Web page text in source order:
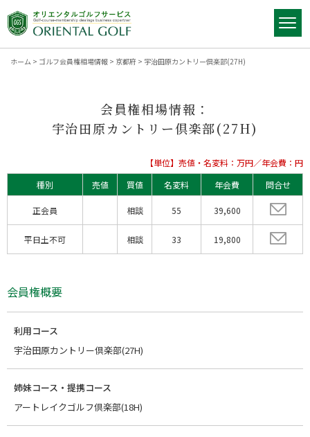
ホーム > ゴルフ会員権相場情報 > 京都府 > 宇治田原カントリー倶楽部(27H)
会員権相場情報：
宇治田原カントリー倶楽部(27H)
【単位】売値・名変料：万円／年会費：円
種別
売値 買値 名変料 年会費 問合せ
正会員 相談 55 39,600
平日土不可 相談 33 19,800
会員権概要
利用コース
宇治田原カントリー倶楽部(27H)
姉妹コース・提携コース
アートレイクゴルフ倶楽部(18H)